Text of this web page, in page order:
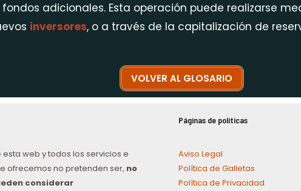
adicionales. Esta operación puede realizarse
inversores, o a través de la capitalización de
VOLVER AL GLOSARIO
esta web y todos los servicios e
ofrecemos no pretenden ser, no
considerar
Páginas de políticas
Aviso Legal
Política de Galletas
Política de Privacidad